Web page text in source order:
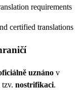
requirements
certified translations
uznáno v
tzv. nostrifikaci.